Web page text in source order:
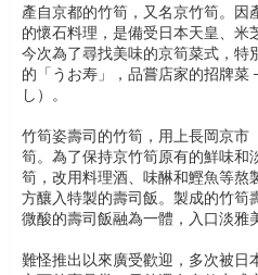
產自京都的竹筍，又名京竹筍。因
的懷石料理，是備受日本天皇、米
今次為了尋找美味的京筍菜式，
的「うお寿」，品嘗店家的招牌
し）。
竹筍姿壽司的竹筍，用上長岡京市
筍。為了保持京竹筍原有的鮮味和
筍，改用料理酒、味醂和鰹魚等熬
方釀入特製的壽司飯。製成的竹筍
微酸的壽司飯融為一體，入口淡雅
難怪推出以來廣受歡迎，多次被日